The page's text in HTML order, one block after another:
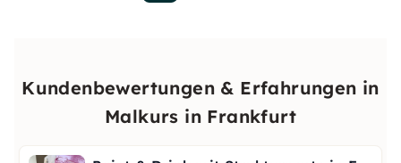
Kundenbewertungen & Erfahrungen in
Malkurs in Frankfurt